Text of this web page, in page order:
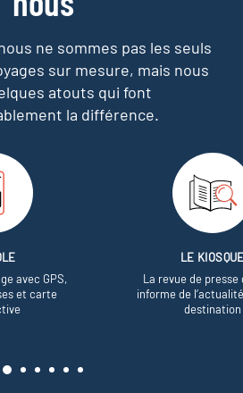
ne sommes pas les seuls
sur mesure, mais nous
atouts qui font
la différence.
avec GPS,
et carte
LE
La revue de presse
informe de
destination